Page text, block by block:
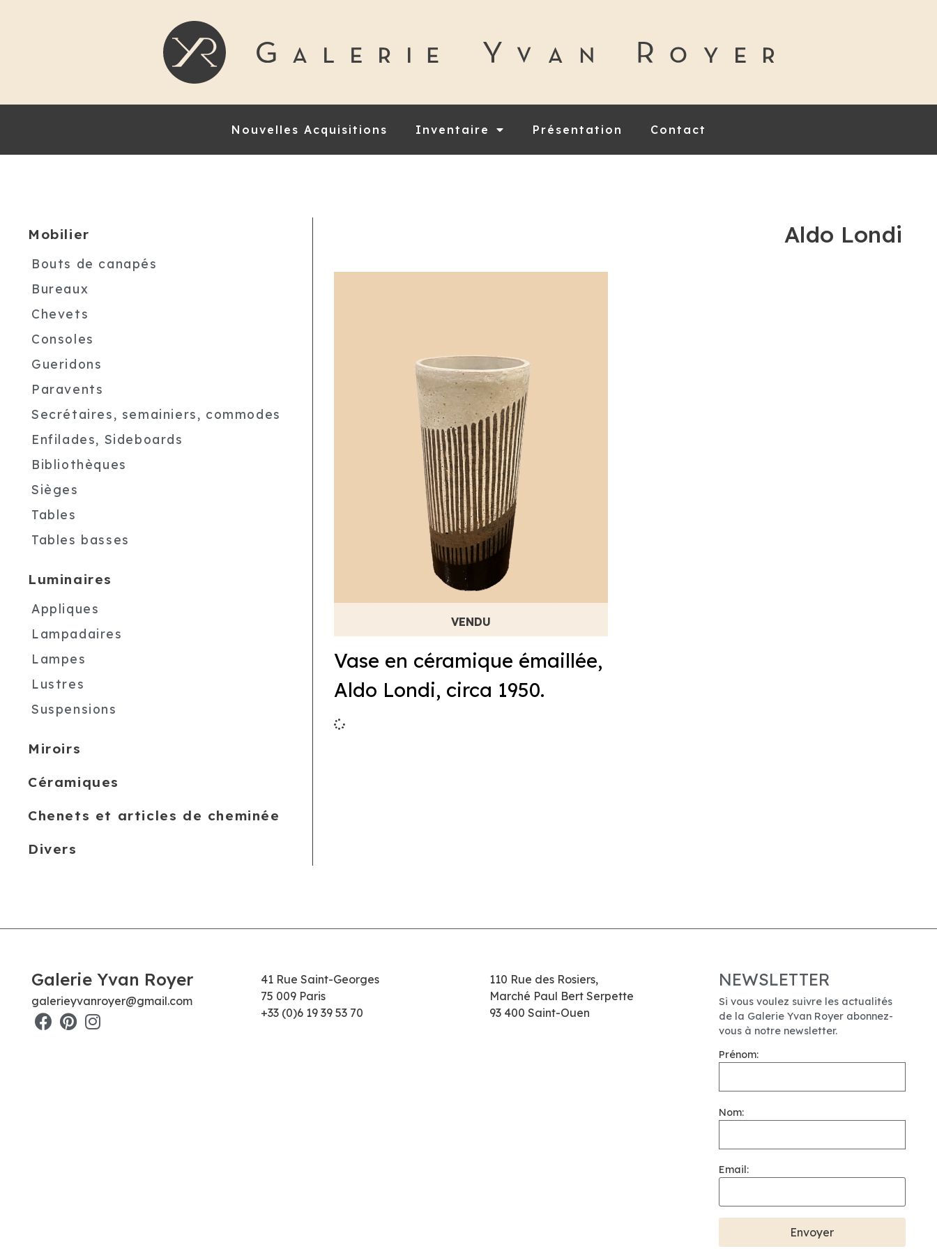
Nouvelles Acquisitions Inventaire Présentation Contact
Mobilier
Bouts de canapés
Bureaux
Chevets
Consoles
Gueridons
Paravents
Secrétaires, semainiers, commodes
Enfilades, Sideboards
Bibliothèques
Sièges
Tables
Tables basses
Luminaires
Appliques
Lampadaires
Lampes
Lustres
Suspensions
Miroirs
Céramiques
Chenets et articles de cheminée
Divers
Aldo Londi
Vase en céramique émaillée,
Aldo Londi, circa 1950.
Galerie Yvan Royer
galerieyvanroyer@gmail.com
41 Rue Saint-Georges
75 009 Paris
+33 (0)6 19 39 53 70
110 Rue des Rosiers,
Marché Paul Bert Serpette
93 400 Saint-Ouen
NEWSLETTER
Si vous voulez suivre les actualités
de la Galerie Yvan Royer abonnez-
vous à notre newsletter.
Prénom:
Nom:
Email: